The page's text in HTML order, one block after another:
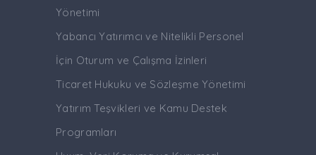
Yönetimi
Yabancı Yatırımcı ve Nitelikli Personel
İçin Oturum ve Çalışma İzinleri
Ticaret Hukuku ve Sözleşme Yönetimi
Yatırım Teşvikleri ve Kamu Destek
Programları